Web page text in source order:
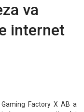
va
internet
Factory X AB a